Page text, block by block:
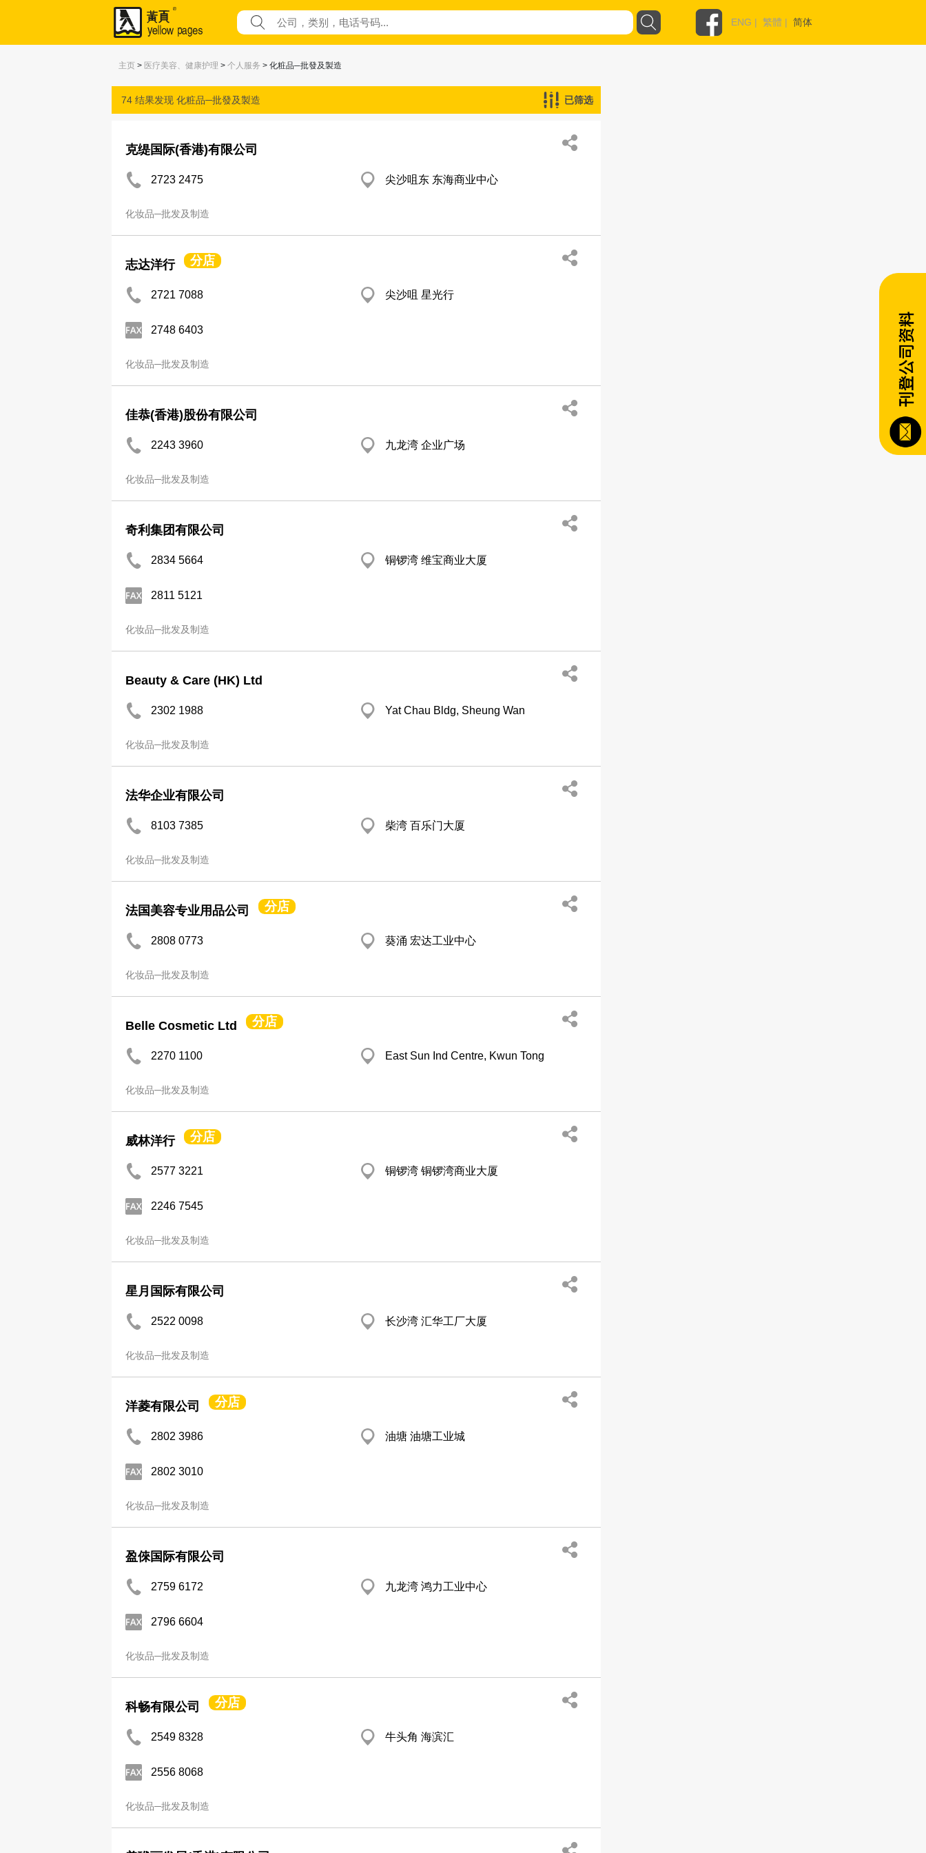
ENG | 繁體 | 简体
主页 > 医疗美容、健康护理 > 个人服务 > 化粧品─批發及製造
74 结果发现 化粧品─批發及製造 已筛选
克缇国际(香港)有限公司
2723 2475 尖沙咀东 东海商业中心
化妆品─批发及制造
志达洋行 分店
2721 7088 尖沙咀 星光行
2748 6403
化妆品─批发及制造
佳恭(香港)股份有限公司
2243 3960 九龙湾 企业广场
化妆品─批发及制造
奇利集团有限公司
2834 5664 铜锣湾 维宝商业大厦
2811 5121
化妆品─批发及制造
Beauty & Care (HK) Ltd
2302 1988 Yat Chau Bldg, Sheung Wan
化妆品─批发及制造
法华企业有限公司
8103 7385 柴湾 百乐门大厦
化妆品─批发及制造
法国美容专业用品公司 分店
2808 0773 葵涌 宏达工业中心
化妆品─批发及制造
Belle Cosmetic Ltd 分店
2270 1100 East Sun Ind Centre, Kwun Tong
化妆品─批发及制造
威林洋行 分店
2577 3221 铜锣湾 铜锣湾商业大厦
2246 7545
化妆品─批发及制造
星月国际有限公司
2522 0098 长沙湾 汇华工厂大厦
化妆品─批发及制造
洋菱有限公司 分店
2802 3986 油塘 油塘工业城
2802 3010
化妆品─批发及制造
盈倈国际有限公司
2759 6172 九龙湾 鸿力工业中心
2796 6604
化妆品─批发及制造
科畅有限公司 分店
2549 8328 牛头角 海滨汇
2556 8068
化妆品─批发及制造